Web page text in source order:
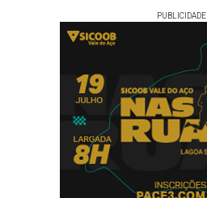
PUBLICIDADE